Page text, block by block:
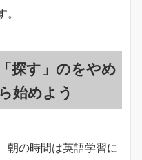
探す」のをやめ
始めよう
朝の時間は英語学習に